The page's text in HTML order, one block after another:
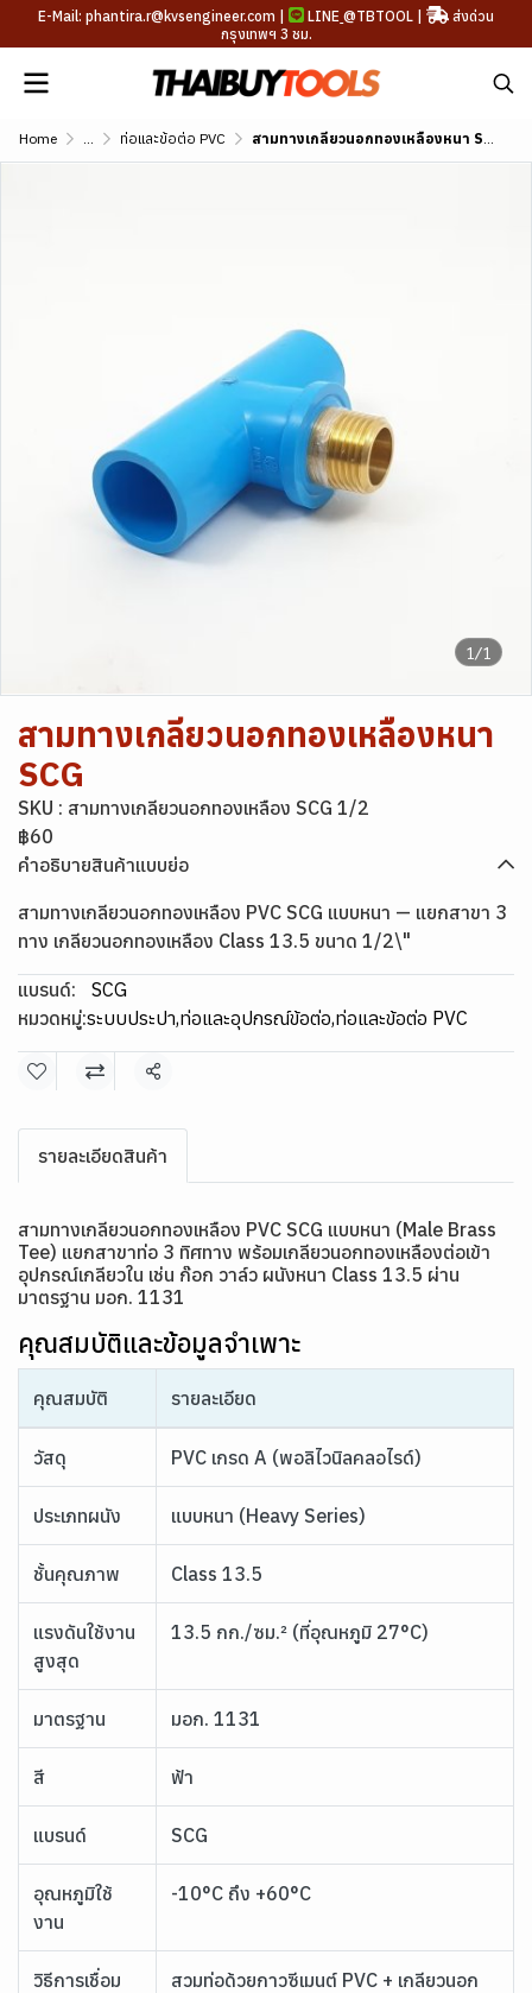
E-Mail: phantira.r@kvsengineer.com | LINE @TBTOOL |
ส่งด่วน
กรุงเทพฯ 3 ชม.
Home ... ท่อและข้อต่อ PVC สามทางเกลียวนอกทองเหลืองหนา SCG
1/1
สามทางเกลียวนอกทองเหลืองหนา
SCG
SKU : สามทางเกลียวนอกทองเหลือง SCG 1/2
฿60
คำอธิบายสินค้าแบบย่อ
สามทางเกลียวนอกทองเหลือง PVC SCG แบบหนา — แยกสาขา 3
ทาง เกลียวนอกทองเหลือง Class 13.5 ขนาด 1/2\"
แบรนด์:
SCG
หมวดหมู่:ระบบประปา,ท่อและอุปกรณ์ข้อต่อ,ท่อและข้อต่อ PVC
แชร์
รายละเอียดสินค้า
สามทางเกลียวนอกทองเหลือง PVC SCG แบบหนา (Male Brass
Tee) แยกสาขาท่อ 3 ทิศทาง พร้อมเกลียวนอกทองเหลืองต่อเข้า
อุปกรณ์เกลียวใน เช่น ก๊อก วาล์ว ผนังหนา Class 13.5 ผ่าน
มาตรฐาน มอก. 1131
คุณสมบัติและข้อมูลจำเพาะ
คุณสมบัติ รายละเอียด
วัสดุ PVC เกรด A (พอลิไวนิลคลอไรด์)
ประเภทผนัง แบบหนา (Heavy Series)
ชั้นคุณภาพ Class 13.5
แรงดันใช้งาน
สูงสุด
13.5 กก./ซม.² (ที่อุณหภูมิ 27°C)
มาตรฐาน มอก. 1131
สี ฟ้า
แบรนด์ SCG
อุณหภูมิใช้
งาน
-10°C ถึง +60°C
วิธีการเชื่อม
สวมท่อด้วยกาวซีเมนต์ PVC + เกลียวนอก